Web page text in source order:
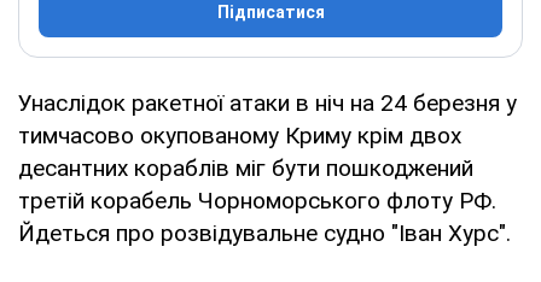
Підписатися
Унаслідок ракетної атаки в ніч на 24 березня у
тимчасово окупованому Криму крім двох
десантних кораблів міг бути пошкоджений
третій корабель Чорноморського флоту РФ.
Йдеться про розвідувальне судно "Іван Хурс".